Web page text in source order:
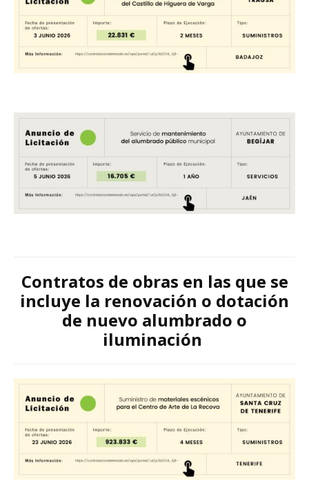
Contratos de obras en las que se
incluye la renovación o dotación
de nuevo alumbrado o
iluminación